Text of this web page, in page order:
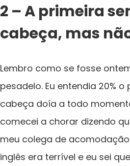
2 – A primeira
cabeça, mas
Lembro como se fosse
pesadelo. Eu entendia 20%
cabeça doía a todo
comecei a chorar dizendo
meu colega de
inglês era terrível e eu sei